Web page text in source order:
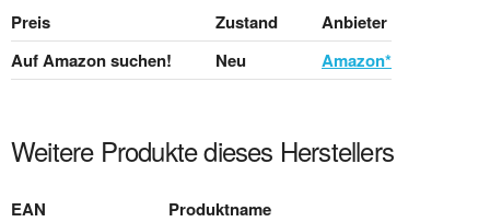
Preis Zustand
Anbieter
Auf Amazon suchen!
Neu Amazon*
Weitere Produkte dieses Herstellers
EAN Produktname